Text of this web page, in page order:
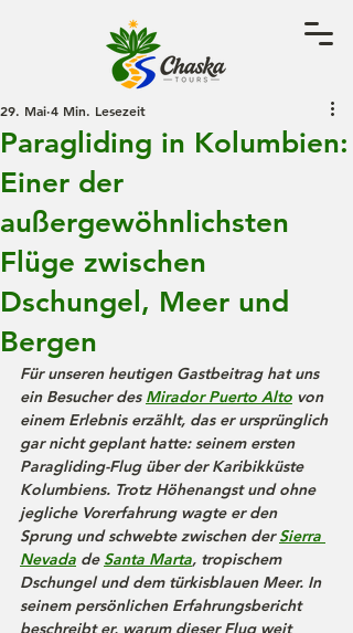
Paragliding in Kolumbien:
Einer der
außergewöhnlichsten
Flüge zwischen
Dschungel, Meer und
Bergen
29. Mai 4 Min. Lesezeit
Für unseren heutigen Gastbeitrag hat uns
ein Besucher des Mirador Puerto Alto von
einem Erlebnis erzählt, das er ursprünglich
gar nicht geplant hatte: seinem ersten
Paragliding-Flug über der Karibikküste
Kolumbiens. Trotz Höhenangst und ohne
jegliche Vorerfahrung wagte er den
Sprung und schwebte zwischen der Sierra
Nevada de Santa Marta, tropischem
Dschungel und dem türkisblauen Meer. In
seinem persönlichen Erfahrungsbericht
beschreibt er, warum dieser Flug weit